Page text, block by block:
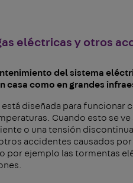
eléctricas y otros
del sistema
casa como en grandes
diseñada para funcionar
Cuando esto se
o una tensión
accidentes causados por
por ejemplo las tormentas